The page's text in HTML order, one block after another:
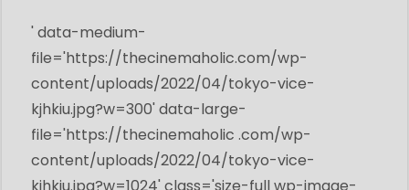
' data-medium-
file='https://thecinemaholic.com/wp-
content/uploads/2022/04/tokyo-vice-
kjhkiu.jpg?w=300' data-large-
file='https://thecinemaholic .com/wp-
content/uploads/2022/04/tokyo-vice-
kjhkiu.jpg?w=1024' class='size-full wp-image-